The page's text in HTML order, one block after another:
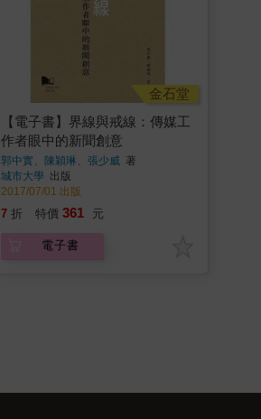
金石堂
【電子書】界線與戒線：傳媒工
作者眼中的新聞創意
郭中實、陳穎琳、張少威著
城市大學 出版
2017/07/01 出版
7 折 特價 361 元
電子書